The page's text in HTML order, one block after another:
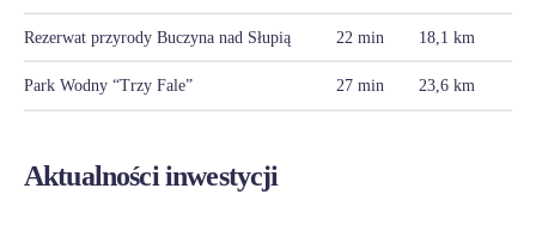
Rezerwat przyrody Buczyna nad Słupią 22 min 18,1 km
Park Wodny “Trzy Fale” 27 min 23,6 km
Aktualności inwestycji